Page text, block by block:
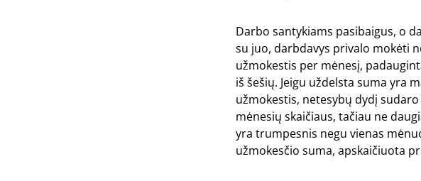
Darbo santykiams pasibaigus, o
su juo, darbdavys privalo mokėti
užmokestis per mėnesį,
iš šešių. Jeigu uždelsta suma yra
užmokestis, netesybų dydį
mėnesių skaičiaus, tačiau ne
yra trumpesnis negu vienas
užmokesčio suma, apskaičiuota